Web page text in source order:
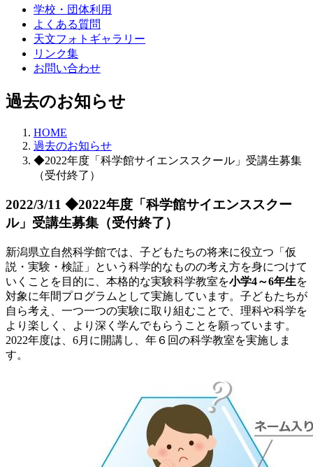
学校・団体利用
よくある質問
天文フォトギャラリー
リンク集
お問い合わせ
過去のお知らせ
HOME
過去のお知らせ
◆2022年度「科学館サイエンススクール」受講生募集
（受付終了）
2022/3/11 ◆2022年度「科学館サイエンススクー
ル」受講生募集（受付終了）
新潟県立自然科学館では、子どもたちの将来に役立つ「仮
説・実験・検証」という科学的なものの考え方を身につけて
いくことを目的に、本格的な実験科学教室を小学4～6年生を
対象に年間プログラムとして実施しています。子どもたちが
自ら考え、一つ一つの実験に取り組むことで、理科や科学を
より楽しく、より深く学んでもらうことを願っています。
2022年度は、6月に開講し、年６回の科学教室を実施しま
す。